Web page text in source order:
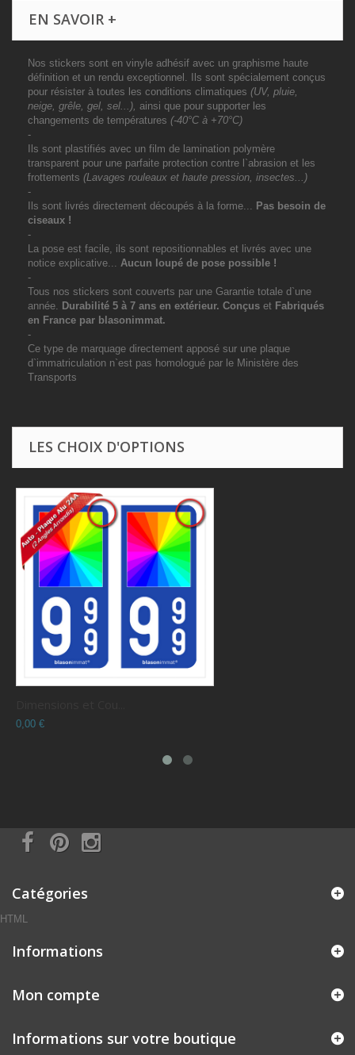
EN SAVOIR +
Nos stickers sont en vinyle adhésif avec un graphisme haute
définition et un rendu exceptionnel. Ils sont spécialement conçus
pour résister à toutes les conditions climatiques (UV, pluie,
neige, grêle, gel, sel...), ainsi que pour supporter les
changements de températures (-40°C à +70°C)
-
Ils sont plastifiés avec un film de lamination polymère
transparent pour une parfaite protection contre l`abrasion et les
frottements (Lavages rouleaux et haute pression, insectes...)
-
Ils sont livrés directement découpés à la forme... Pas besoin de
ciseaux !
-
La pose est facile, ils sont repositionnables et livrés avec une
notice explicative... Aucun loupé de pose possible !
-
Tous nos stickers sont couverts par une Garantie totale d`une
année. Durabilité 5 à 7 ans en extérieur. Conçus et Fabriqués
en France par blasonimmat.
-
Ce type de marquage directement apposé sur une plaque
d`immatriculation n`est pas homologué par le Ministère des
Transports
LES CHOIX D'OPTIONS
0,00 €
Catégories
HTML
Informations
Mon compte
Informations sur votre boutique